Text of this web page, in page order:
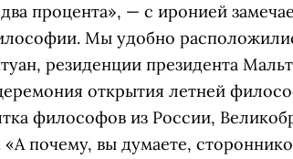
процента», — с иронией
Мы удобно
резиденции президента
открытия летней
философов из России,
почему, вы думаете,